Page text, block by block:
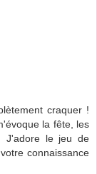
craquer !
la fête, les
J'adore le jeu de
connaissance